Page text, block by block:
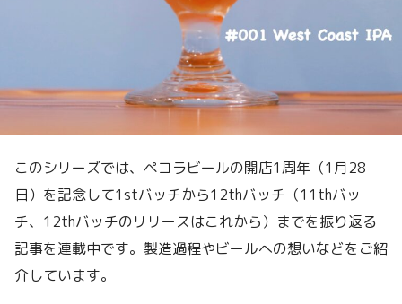
このシリーズでは、ペコラビールの開店1周年（1月28
日）を記念して1stバッチから12thバッチ（11thバッ
チ、12thバッチのリリースはこれから）までを振り返る
記事を連載中です。製造過程やビールへの想いなどをご紹
介しています。